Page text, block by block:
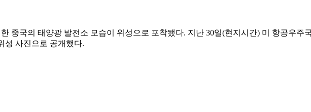
중국의 태양광 발전소 모습이 위성으로 포착됐다. 지난 30일(현지시간) 미 항공우주
성 사진으로 공개했다.